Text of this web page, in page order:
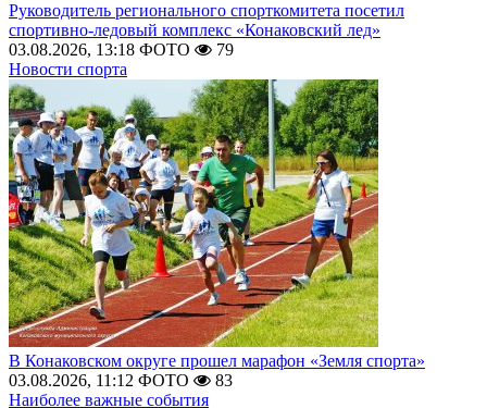
Руководитель регионального спорткомитета посетил
спортивно-ледовый комплекс «Конаковский лед»
03.08.2026, 13:18 ФОТО
79
Новости спорта
В Конаковском округе прошел марафон «Земля спорта»
03.08.2026, 11:12 ФОТО
83
Наиболее важные события